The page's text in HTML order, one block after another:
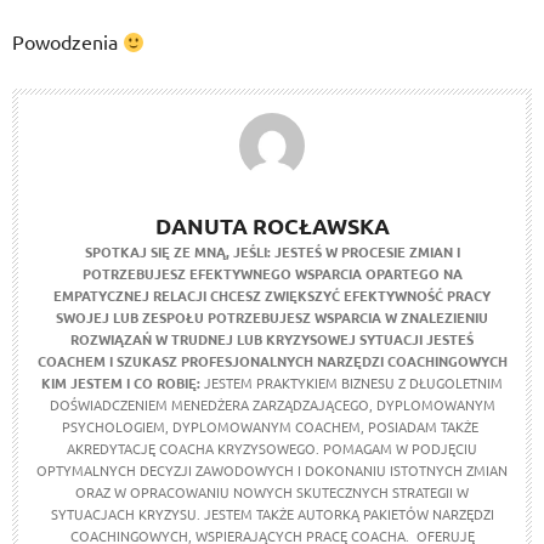
Powodzenia
DANUTA ROCŁAWSKA
SPOTKAJ SIĘ ZE MNĄ, JEŚLI: JESTEŚ W PROCESIE ZMIAN I
POTRZEBUJESZ EFEKTYWNEGO WSPARCIA OPARTEGO NA
EMPATYCZNEJ RELACJICHCESZ ZWIĘKSZYĆ EFEKTYWNOŚĆ PRACY
SWOJEJ LUB ZESPOŁU POTRZEBUJESZ WSPARCIA W ZNALEZIENIU
ROZWIĄZAŃ W TRUDNEJ LUB KRYZYSOWEJ SYTUACJIJESTEŚ
COACHEM I SZUKASZ PROFESJONALNYCH NARZĘDZI COACHINGOWYCH
KIM JESTEM I CO ROBIĘ:JESTEM PRAKTYKIEM BIZNESU Z DŁUGOLETNIM
DOŚWIADCZENIEM MENEDŻERA ZARZĄDZAJĄCEGO, DYPLOMOWANYM
PSYCHOLOGIEM, DYPLOMOWANYM COACHEM, POSIADAM TAKŻE
AKREDYTACJĘ COACHA KRYZYSOWEGO. POMAGAM W PODJĘCIU
OPTYMALNYCH DECYZJI ZAWODOWYCH I DOKONANIU ISTOTNYCH ZMIAN
ORAZ W OPRACOWANIU NOWYCH SKUTECZNYCH STRATEGII W
SYTUACJACH KRYZYSU. JESTEM TAKŻE AUTORKĄ PAKIETÓW NARZĘDZI
COACHINGOWYCH, WSPIERAJĄCYCH PRACĘ COACHA. OFERUJĘ